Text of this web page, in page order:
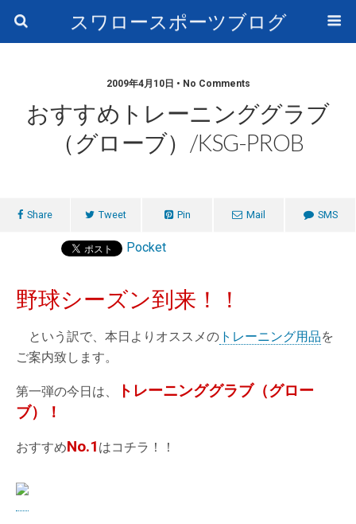
スワロースポーツブログ
2009年4月10日 • No Comments
おすすめトレーニンググラブ
（グローブ）/KSG-PROB
Share Tweet Pin Mail SMS
Pocket
野球シーズン到来！！
という訳で、本日よりオススメの トレーニング用品を
ご案内致します。
第一弾の今日は、
トレーニンググラブ（グロー
ブ）！
おすすめNo.1 はコチラ！！